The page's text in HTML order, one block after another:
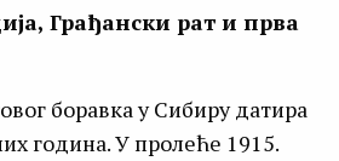
Грађански рат и прва
боравка у Сибиру датира
година. У пролеће 1915.